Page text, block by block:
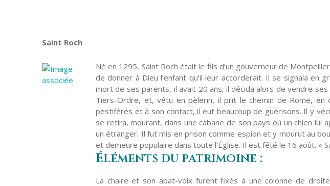
Saint Roch
Né en 1295, Saint Roch était le fils d’un gouverneur de
de donner à Dieu l’enfant qu’il leur accorderait. Il se signala
mort de ses parents, il avait 20 ans; il décida alors de vendre
Tiers-Ordre, et, vêtu en pèlerin, il prit le chemin de Rome, en
pestiférés et à son contact, il eut beaucoup de guérisons. Il y
se retira, mourant, dans une cabane de son pays où un chien
un étranger. Il fut mis en prison comme espion et y mourut au
et demeure populaire dans toute l’Église. Il est fêté le 16 août. »
Éléments du patrimoine :
La chaire et son abat-voix furent fixés à une colonne de